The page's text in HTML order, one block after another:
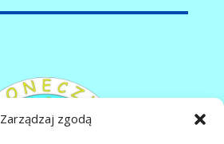
Zarządzaj zgodą